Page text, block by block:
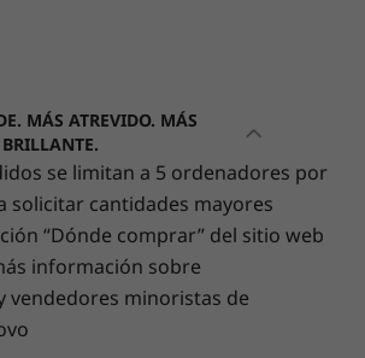
en tus manos
grande y brillante
entretenimiento de otro
Full HD+ de 6,72”,
del sistema
GHz y GPU Arm Mali-G52 MC2
ampliable a 12 GB7con la
de memoria8
9,12
MÁS ATREVIDO. MÁS
BRILLANTE.
se limitan a 5 ordenadores por
solicitar cantidades mayores
“Dónde comprar” del sitio web
información sobre
vendedores minoristas de